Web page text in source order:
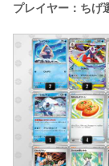
プレイヤー：ちげ